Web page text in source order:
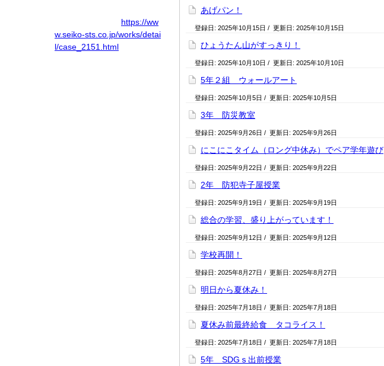
https://ww
w.seiko-sts.co.jp/works/detai
l/case_2151.html
あげパン！
登録日: 2025年10月15日 / 更新日: 2025年10月15日
ひょうたん山がすっきり！
登録日: 2025年10月10日 / 更新日: 2025年10月10日
5年２組 ウォールアート
登録日: 2025年10月5日 / 更新日: 2025年10月5日
3年 防災教室
登録日: 2025年9月26日 / 更新日: 2025年9月26日
にこにこタイム（ロング中休み）でペア学年遊び
登録日: 2025年9月22日 / 更新日: 2025年9月22日
2年 防犯寺子屋授業
登録日: 2025年9月19日 / 更新日: 2025年9月19日
総合の学習、盛り上がっています！
登録日: 2025年9月12日 / 更新日: 2025年9月12日
学校再開！
登録日: 2025年8月27日 / 更新日: 2025年8月27日
明日から夏休み！
登録日: 2025年7月18日 / 更新日: 2025年7月18日
夏休み前最終給食 タコライス！
登録日: 2025年7月18日 / 更新日: 2025年7月18日
5年 SDGｓ出前授業